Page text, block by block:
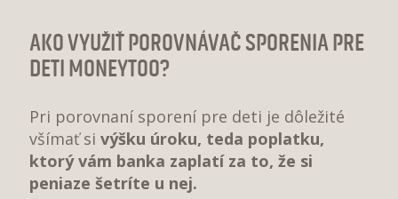
AKO VYUŽIŤ POROVNÁVAČ SPORENIA PRE
DETI MONEYTOO?
Pri porovnaní sporení pre deti je dôležité
všímať si výšku úroku, teda poplatku,
ktorý vám banka zaplatí za to, že si
peniaze šetríte u nej.